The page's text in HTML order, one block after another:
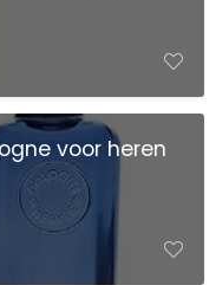
voor heren